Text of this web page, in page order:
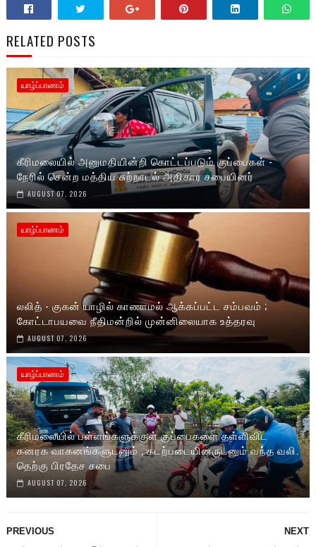
RELATED POSTS
யாழ்ப்பாணம்
கீரிமலையில் அனுமதியின்றி கொட்டப்படும் குப்பைகள் -
நேரில் சென்ற மத்திய சுற்றாடல் அதிகார சபையினர்
AUGUST 07, 2026
யாழ்ப்பாணம்
லலித் - குகன் யாழில் காணாமல் ஆக்கப்பட்ட சம்பவம் ;
கோட்டாபயவை நீதிமன்றில் முன்னிலையாக உத்தரவு
AUGUST 07, 2026
யாழ்ப்பாணம்
கீரிமலையில் பள்ளங்களுக்குள் குப்பைகளை தள்ளிவிட
கனரக வாகனங்களுடனும் , கடற்படையினருடனும் வந்த வலி.
தெற்கு பிரதேச சபை
AUGUST 07, 2026
NEXT
PREVIOUS